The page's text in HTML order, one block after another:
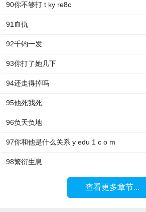
90你不够打 t ky re8c
91血仇
92千钧一发
93你打了她几下
94还走得掉吗
95他死我死
96负天负地
97你和他是什么关系 y edu 1 c o m
98繁衍生息
查看更多章节...